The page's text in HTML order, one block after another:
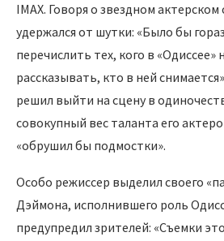
IMAX. Говоря о звездном
удержался от шутки: «Было бы
перечислить тех, кого в «Одиссее»
рассказывать, кто в ней
решил выйти на сцену в
совокупный вес таланта его
«обрушил бы подмостки».
Особо режиссер выделил своего
Дэймона, исполнившего роль
предупредил зрителей: «Съемки